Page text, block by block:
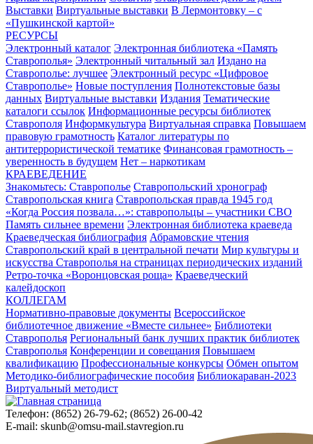
Выставки Виртуальные выставки В Лермонтовку – с
«Пушкинской картой»
РЕСУРСЫ
Электронный каталог Электронная библиотека «Память
Ставрополья» Электронный читальный зал Издано на
Ставрополье: лучшее Электронный ресурс «Цифровое
Ставрополье» Новые поступления Полнотекстовые базы
данных Виртуальные выставки Издания Тематические
каталоги ссылок Информационные ресурсы библиотек
Ставрополя Информкультура Виртуальная справка Повышаем
правовую грамотность Каталог литературы по
антитеррористической тематике Финансовая грамотность –
уверенность в будущем Нет – наркотикам
КРАЕВЕДЕНИЕ
Знакомьтесь: Ставрополье Ставропольский хронограф
Ставропольская книга Ставропольская правда 1945 год
«Когда Россия позвала…»: ставропольцы – участники СВО
Память сильнее времени Электронная библиотека краеведа
Краеведческая библиография Абрамовские чтения
Ставропольский край в центральной печати Мир культуры и
искусства Ставрополья на страницах периодических изданий
Ретро-точка «Воронцовская роща» Краеведческий
калейдоскоп
КОЛЛЕГАМ
Нормативно-правовые документы Всероссийское
библиотечное движение «Вместе сильнее» Библиотеки
Ставрополья Региональный банк лучших практик библиотек
Ставрополья Конференции и совещания Повышаем
квалификацию Профессиональные конкурсы Обмен опытом
Методико-библиографические пособия Библиокараван-2023
Виртуальный методист
Телефон: (8652) 26-79-62; (8652) 26-00-42
E-mail: skunb@omsu-mail.stavregion.ru